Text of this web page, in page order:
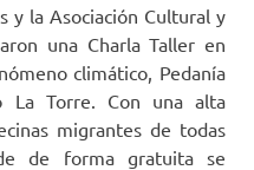
y la Asociación Cultural y
una Charla Taller en
climático, Pedanía
La Torre. Con una alta
migrantes de todas
de forma gratuita se